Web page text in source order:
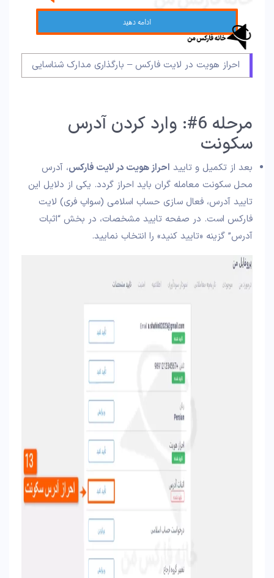
احراز هویت در لایت فارکس – بارگذاری مدارک شناسایی
مرحله 6#: وارد کردن آدرس
سکونت
بعد از تکمیل و تایید احراز هویت در لایت فارکس، آدرس
محل سکونت معامله گران باید احراز گردد. یکی از دلایل این
تایید آدرس، فعال سازی حساب اسلامی (سواپ فری) لایت
فارکس است. در صفحه تایید مشخصات، در بخش “اثبات
آدرس” گزینه «تایید کنید» را انتخاب نمایید.